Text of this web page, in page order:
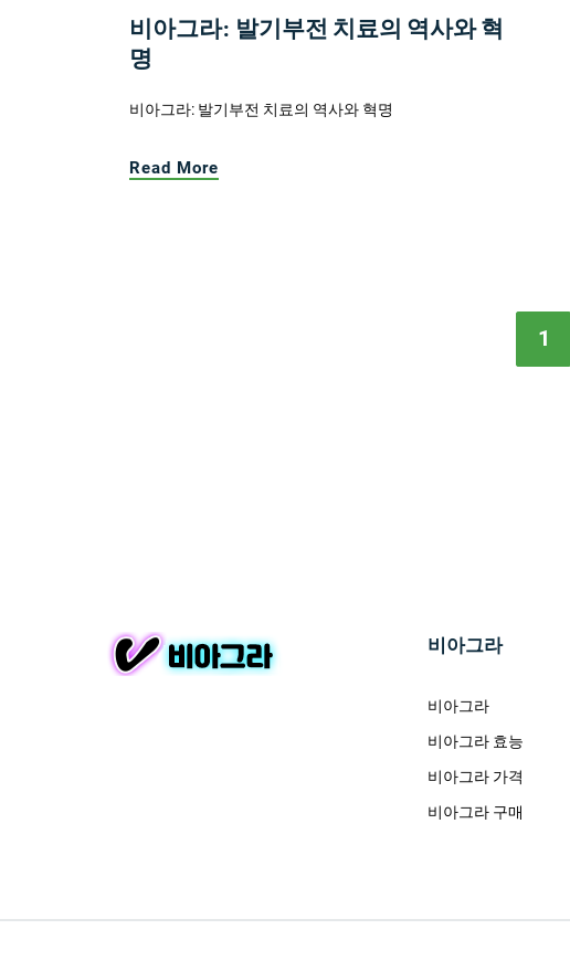
비아그라: 발기부전 치료의 역사와 혁
명
비아그라: 발기부전 치료의 역사와 혁명
Read More
1
비아그라
비아그라
비아그라 효능
비아그라 가격
비아그라 구매